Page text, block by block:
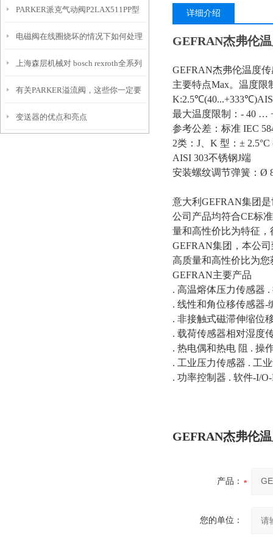
方法
PARKER派克气动阀P2LAX511PP型
号价格表
电磁阀在线圈烧坏的情况下如何处理
上海森层机械对 bosch rexroth全系列
气动产品的了解
有关PARKER溢流阀，这些你一定要
知道
变送器的优点和亮点
详细介绍
GEFRAN杰弗伦
GEFRAN杰弗伦温度
主要特点Max。温度限
最大温度限制：- 40 …
参考公差：标准 IEC
2类：J、K 型：±
AISI 303不锈钢J端
安装螺纹调节弹簧：Ø
意大利GEFRAN集团
公司产品均符合CE标
量和高性价比为特征
GEFRAN集团，本公
高质量和高性价比为您
GEFRAN主要产品
. 高温熔体压力传感器
. 线性和角位移传感器-
. 非接触式磁滞伸缩位
. 载荷传感器相对湿度
. 热电偶和热电 阻 . 操
. 工业压力传感器 . 工
. 功率控制器 . 软件-I/
GEFRAN杰弗伦
产品：
您的单位：